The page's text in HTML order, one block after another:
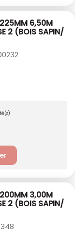
6,50M
2 (BOIS SAPIN/
3,00M
2 (BOIS SAPIN/